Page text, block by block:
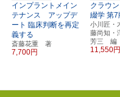
インプラントメイン
テナンス アップデ
ート 臨床判断を再定
義する
斎藤花重 著
7,700円
クラウ
綴学 第7
小川匠・
藤尚知・
芳三 編
11,550